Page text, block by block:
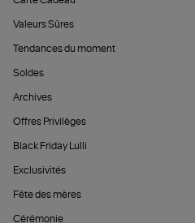
Valeurs Sûres
Tendances du moment
Soldes
Archives
Offres Privilèges
Black Friday Lulli
Exclusivités
Fête des mères
Cérémonie